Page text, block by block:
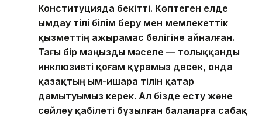
Конституцияда бекітті. Көптеген елде
ымдау тілі білім беру мен мемлекеттік
қызметтің ажырамас бөлігіне айналған.
Тағы бір маңызды мәселе — толыққанды
инклюзивті қоғам құрамыз десек, онда
қазақтың ым-ишара тілін қатар
дамытуымыз керек. Ал бізде есту және
сөйлеу қабілеті бұзылған балаларға сабақ